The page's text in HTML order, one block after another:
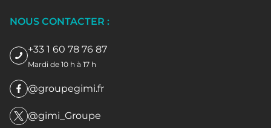
NOUS CONTACTER :
+33 1 60 78 76 87
Mardi de 10 h à 17 h
@groupegimi.fr
@gimi_Groupe